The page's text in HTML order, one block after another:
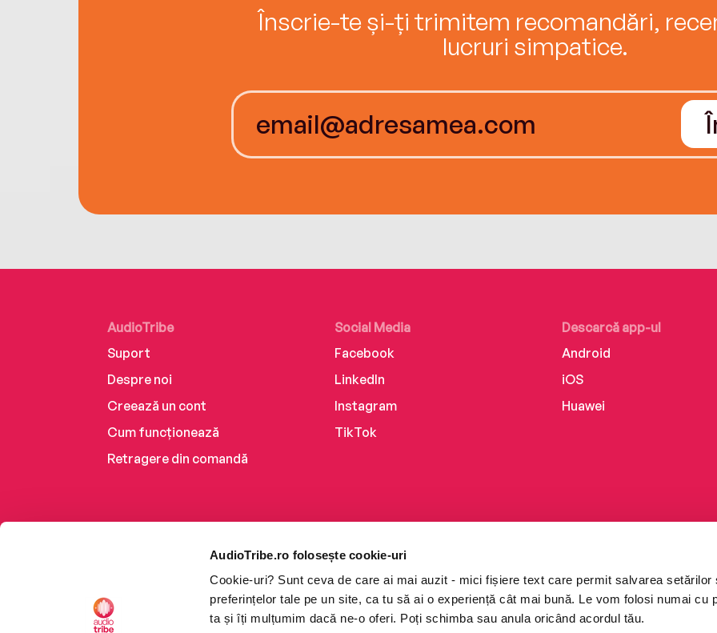
AudioTribe.ro folosește cookie-uri
Cookie-uri? Sunt ceva de care ai mai auzit - mici fișiere text care permit salvarea setărilor
preferințelor tale pe un site, ca tu să ai o experiență cât mai bună. Le vom folosi numai cu
ta și îți mulțumim dacă ne-o oferi. Poți schimba sau anula oricând acordul tău.
Înscrie-te și-ți trimitem recomandări,
lucruri simpatice.
AudioTribe
Suport
Despre noi
Creează un cont
Cum funcționează
Retragere din comandă
Social Media
Facebook
LinkedIn
Instagram
TikTok
Descarcă app-ul
Android
iOS
Huawei